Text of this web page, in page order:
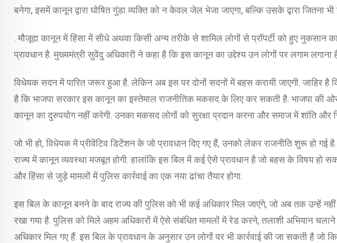
बनेगा, इसमें कानून द्वारा घोषित गुंडा व्यक्ति को न केवल जेल भेजा जाएगा, बल्कि उसके द्वारा जितना
. मौजूदा कानून में हिंसा में सीधे अथवा किसी अन्य तरीके से शामिल लोगों से प्रॉपर्टी को हुए
प्रावधान है. मुख्यमंत्री सुवेंदु अधिकारी ने कहा है कि इस कानून का उद्देश्य उन लोगों पर लगाम
विधेयक सदन में पारित जरूर हुआ है. लेकिन अब इस पर दोनों सदनों में बहस करायी जाएगी. जाहिर है
है कि भाजपा सरकार इस कानून का इस्तेमाल राजनीतिक मकसद के लिए कर सकती है. भाजपा की
कानून का दुरुपयोग नहीं करेगी. उनका मकसद लोगों को सुरक्षा प्रदान करना और समाज में शांति और
जो भी हो, विधेयक में प्रीवेंटिव डिटेंशन के जो प्रावधान दिए गए हैं, उनको लेकर राजनीति शुरू हो
राज्य में कानून व्यवस्था मजबूत होगी. हालांकि इस बिल में कई ऐसे प्रावधान है जो बहस के विषय हो
और हिंसा से जुड़े मामलों में पुलिस कार्रवाई का एक नया ढांचा तैयार होगा.
इस बिल के कानून बनने के बाद राज्य की पुलिस को भी कई अधिकार मिल जाएंगे, जो अब तक उन्हें
रखा गया है. पुलिस को मिले अहम अधिकारों में ऐसे संबंधित मामलों में रेड करने, तलाशी अभियान चलाने
अधिकार मिल गए हैं. इस बिल के प्रावधान के अनुसार उन लोगों पर भी कार्रवाई की जा सकती है जो